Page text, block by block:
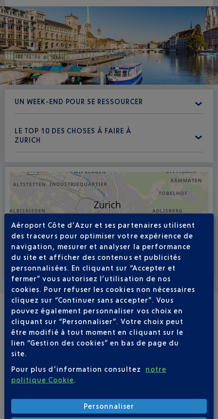
UN WEEK-END POUR SE RESSOURCER
LE TOP 10 DES CHOSES À FAIRE À
ZURICH
Voir la carte
VOLS RÉGULIERS
NICE - ZURICH ZRH
Réserver un vol
Aller / Retour
Retour
Aéroport Côte d’Azur et ses partenaires utilisent
des traceurs pour optimiser votre expérience de
navigation, mesurer et analyser la performance
du site et afficher des contenus et publicités
personnalisées. En cliquant sur “Accepter et
fermer” vous autorisez l’utilisation de nos
cookies. Pour refuser les cookies non nécessaires
cliquez sur “Continuer sans accepter”. Vous
pouvez également personnaliser vos choix en
cliquant sur “Personnaliser”. Votre choix peut
être modifié à tout moment en cliquant sur le
lien “Gestion des cookies” en bas de page du
site.
Pour plus d’information consultez
notre
politique Cookie
Personnaliser